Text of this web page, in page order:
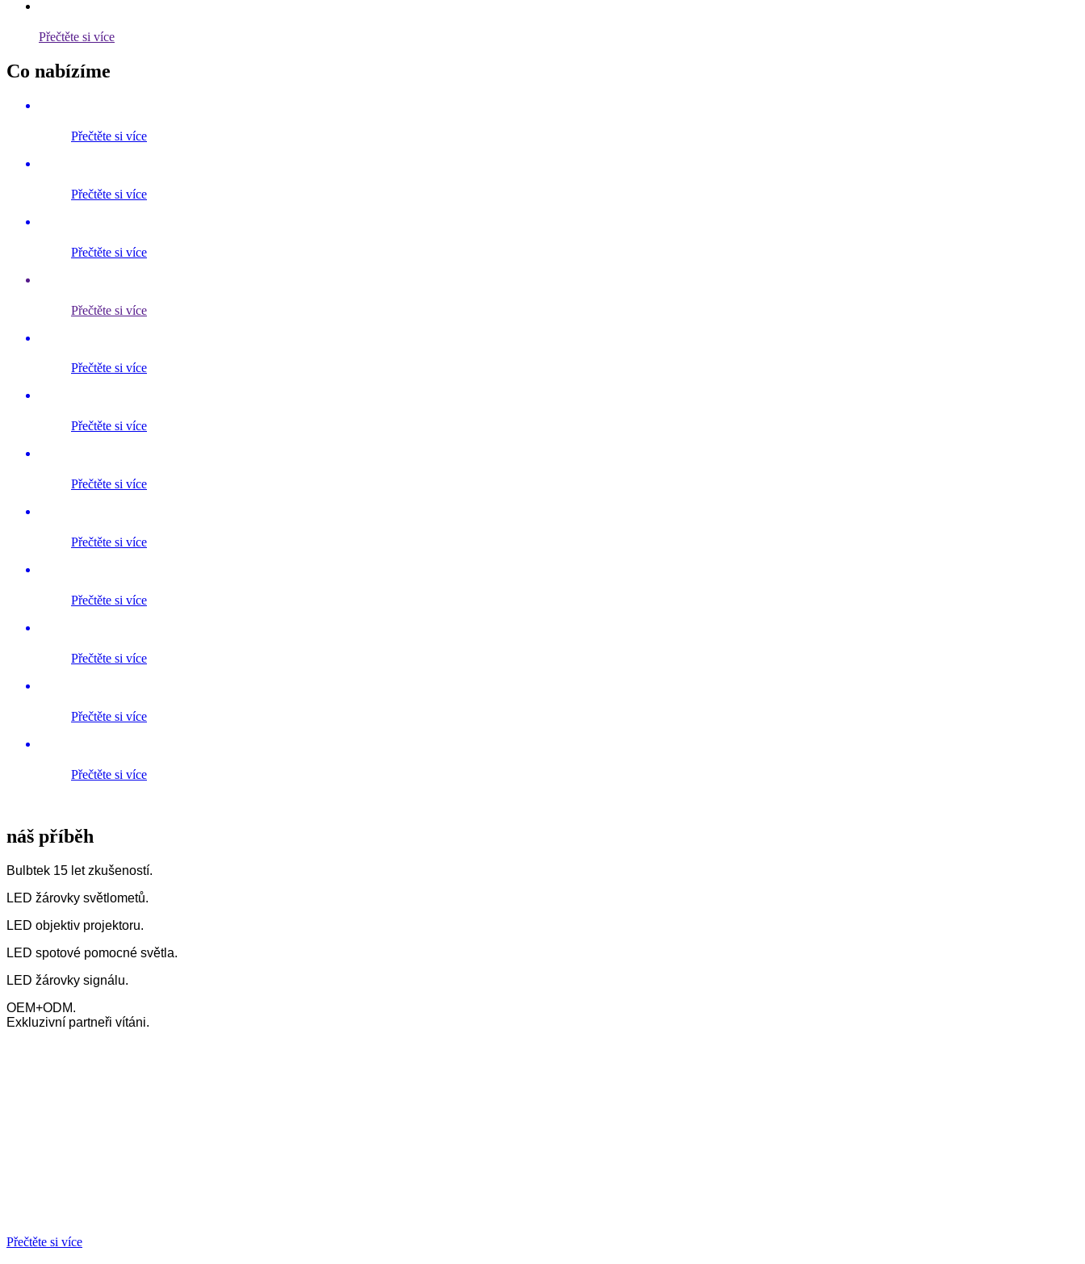
Přečtěte si více
Co nabízíme
Přečtěte si více
Přečtěte si více
Přečtěte si více
Přečtěte si více
Přečtěte si více
Přečtěte si více
Přečtěte si více
Přečtěte si více
Přečtěte si více
Přečtěte si více
Přečtěte si více
Přečtěte si více
náš příběh
Bulbtek 15 let zkušeností.
LED žárovky světlometů.
LED objektiv projektoru.
LED spotové pomocné světla.
LED žárovky signálu.
OEM+ODM.
Exkluzivní partneři vítáni.
Přečtěte si více